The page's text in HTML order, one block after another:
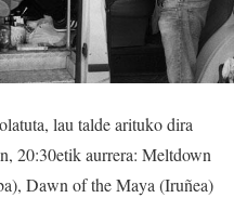
lau talde arituko dira
20:30etik aurrera: Meltdown
Dawn of the Maya (Iruñea)